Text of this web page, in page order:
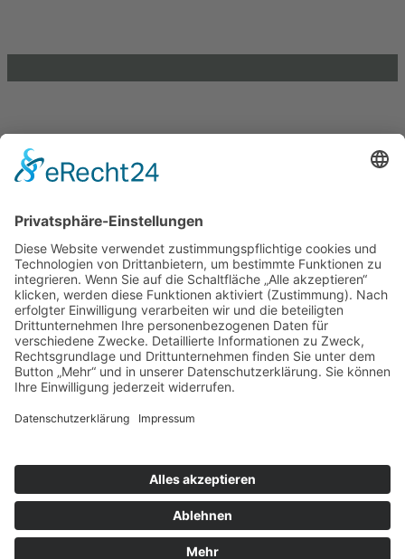
Online-Einkäufe. Ganz ohne Mehrkosten.
Kontakt
Impressum
Datenschutzerklärung
Barrierefreiheitserklärung
Downloads
Facebook
Instagram Vimeo Youtube
Die lkj verwendet Cookies, um die Webseite
bestmöglich an die Bedürfnisse unserer Besucher
ICH STIMME ZU